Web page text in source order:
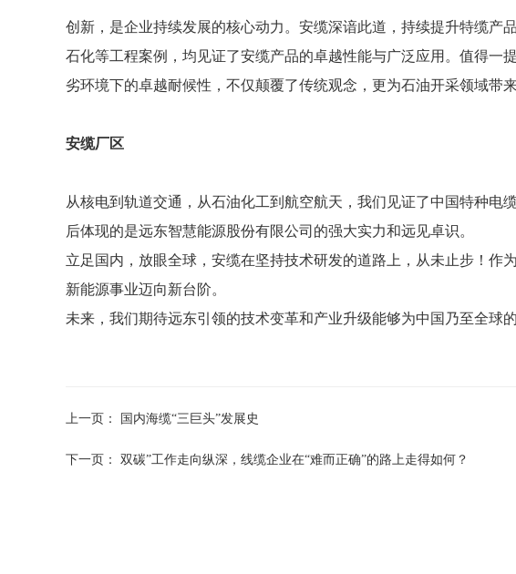
创新，是企业持续发展的核心动力。安缆深谙此道，持续提升特缆
石化等工程案例，均见证了安缆产品的卓越性能与广泛应用。值得
劣环境下的卓越耐候性，不仅颠覆了传统观念，更为石油开采领域带
安缆厂区
从核电到轨道交通，从石油化工到航空航天，我们见证了中国特种
后体现的是远东智慧能源股份有限公司的强大实力和远见卓识。
立足国内，放眼全球，安缆在坚持技术研发的道路上，从未止步！作
新能源事业迈向新台阶。
未来，我们期待远东引领的技术变革和产业升级能够为中国乃至全球
上一页： 国内海缆“三巨头”发展史
下一页： 双碳”工作走向纵深，线缆企业在“难而正确”的路上走得如何？